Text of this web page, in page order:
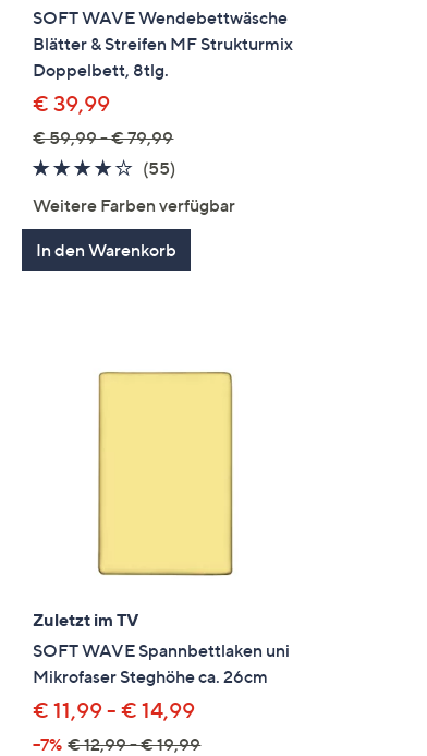
SOFT WAVE Wendebettwäsche
Blätter & Streifen MF Strukturmix
Doppelbett, 8tlg.
€ 39,99
€ 59,99 - € 79,99
4.1
(55)
Weitere Farben verfügbar
In den Warenkorb
Zuletzt im TV
SOFT WAVE Spannbettlaken uni
Mikrofaser Steghöhe ca. 26cm
€ 11,99 - € 14,99
--7% € 12,99 - € 19,99